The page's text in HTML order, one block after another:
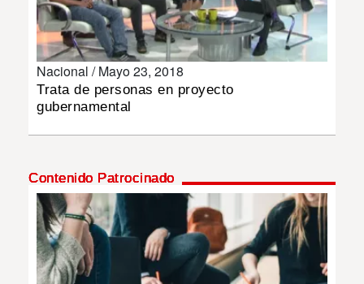
Nacional /Mayo 23, 2018
Trata de personas en proyecto
gubernamental
Contenido Patrocinado